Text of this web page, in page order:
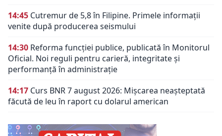
14:45 Cutremur de 5,8 în Filipine. Primele informații
venite după producerea seismului
14:30 Reforma funcției publice, publicată în Monitorul
Oficial. Noi reguli pentru carieră, integritate și
performanță în administrație
14:17 Curs BNR 7 august 2026: Mișcarea neașteptată
făcută de leu în raport cu dolarul american